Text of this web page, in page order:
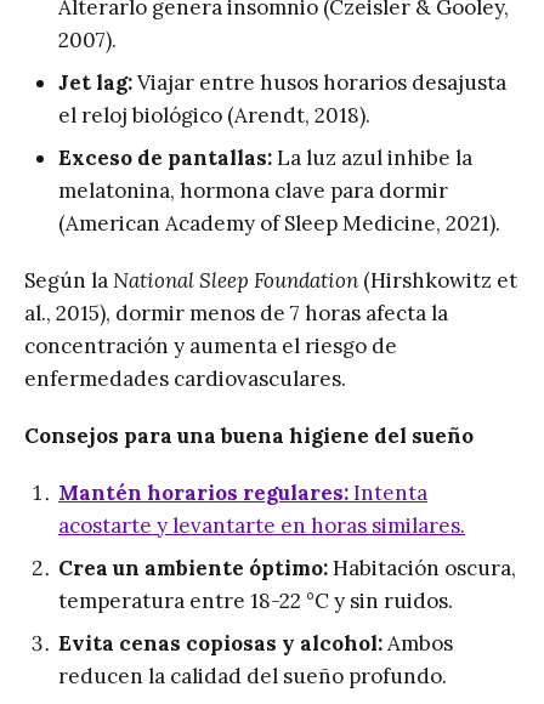
Alterarlo genera insomnio (Czeisler & Gooley,
2007).
Jet lag:Viajar entre husos horarios desajusta
el reloj biológico (Arendt, 2018).
Exceso de pantallas:La luz azul inhibe la
melatonina, hormona clave para dormir
(American Academy of Sleep Medicine, 2021).
Según laNational Sleep Foundation (Hirshkowitz et
al., 2015), dormir menos de 7 horas afecta la
concentración y aumenta el riesgo de
enfermedades cardiovasculares.
Consejos para una buena higiene del sueño
Mantén horarios regulares:Intenta
acostarte y levantarte en horas similares.
Crea un ambiente óptimo:Habitación oscura,
temperatura entre 18-22 °C y sin ruidos.
Evita cenas copiosas y alcohol:Ambos
reducen la calidad del sueño profundo.